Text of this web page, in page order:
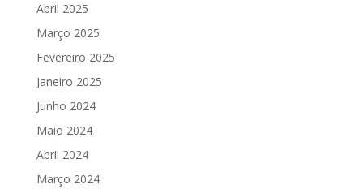
Abril 2025
Março 2025
Fevereiro 2025
Janeiro 2025
Junho 2024
Maio 2024
Abril 2024
Março 2024